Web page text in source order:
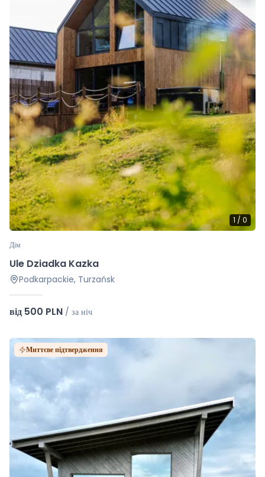
1 / 0
Дім
Ule Dziadka Kazka
Podkarpackie, Turzańsk
від 500 PLN / за ніч
Миттєве підтвердження